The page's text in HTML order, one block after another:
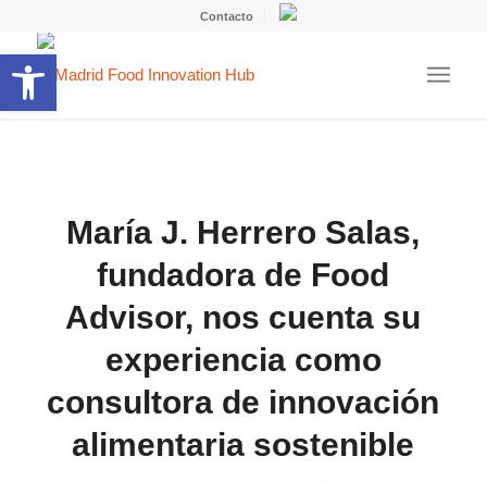
Contacto
María J. Herrero Salas,
fundadora de Food
Advisor, nos cuenta su
experiencia como
consultora de innovación
alimentaria sostenible
Abrir barra de herramientas